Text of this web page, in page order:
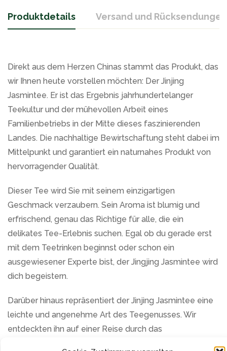
Produktdetails Versand und Rücksendungen
Direkt aus dem Herzen Chinas stammt das Produkt, das
wir Ihnen heute vorstellen möchten: Der Jinjing
Jasmintee. Er ist das Ergebnis jahrhundertelanger
Teekultur und der mühevollen Arbeit eines
Familienbetriebs in der Mitte dieses faszinierenden
Landes. Die nachhaltige Bewirtschaftung steht dabei im
Mittelpunkt und garantiert ein naturnahes Produkt von
hervorragender Qualität.
Dieser Tee wird Sie mit seinem einzigartigen
Geschmack verzaubern. Sein Aroma ist blumig und
erfrischend, genau das Richtige für alle, die ein
delikates Tee-Erlebnis suchen. Egal ob du gerade erst
mit dem Teetrinken beginnst oder schon ein
ausgewiesener Experte bist, der Jingjing Jasmintee wird
dich begeistern.
Darüber hinaus repräsentiert der Jinjing Jasmintee eine
leichte und angenehme Art des Teegenusses. Wir
entdeckten ihn auf einer Reise durch das